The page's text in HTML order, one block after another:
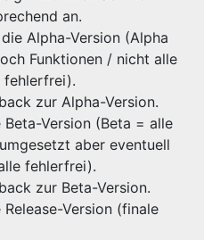
an.
Alpha-Version (Alpha
Funktionen / nicht alle
fehlerfrei).
zur Alpha-Version.
Version (Beta = alle
aber eventuell
fehlerfrei).
zur Beta-Version.
Version (finale